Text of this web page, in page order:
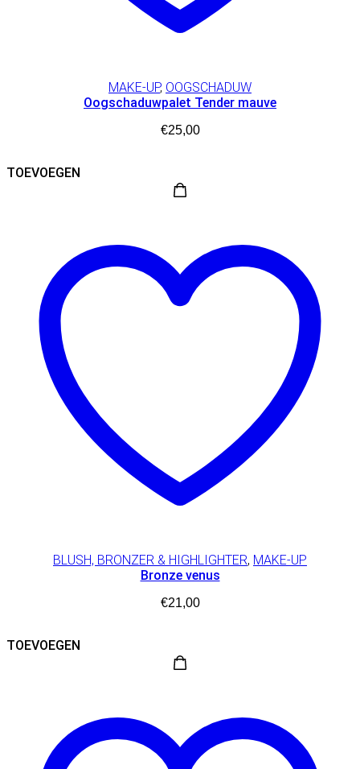
MAKE-UP, OOGSCHADUW
Oogschaduwpalet Tender mauve
€25,00
TOEVOEGEN
BLUSH, BRONZER & HIGHLIGHTER, MAKE-UP
Bronze venus
€21,00
TOEVOEGEN